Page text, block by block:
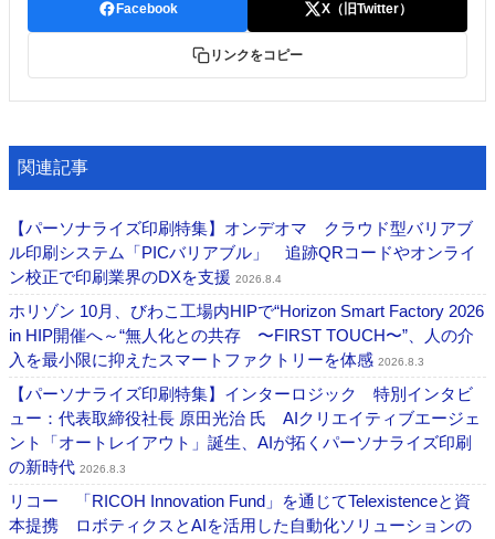
Facebook X（旧Twitter）
リンクをコピー
関連記事
【パーソナライズ印刷特集】オンデオマ クラウド型バリアブ
ル印刷システム「PICバリアブル」 追跡QRコードやオンライ
ン校正で印刷業界のDXを支援 2026.8.4
ホリゾン 10月、びわこ工場内HIPで“Horizon Smart Factory 2026
in HIP開催へ～“無人化との共存 〜FIRST TOUCH〜”、人の介
入を最小限に抑えたスマートファクトリーを体感 2026.8.3
【パーソナライズ印刷特集】インターロジック 特別インタビ
ュー：代表取締役社長 原田光治 氏 AIクリエイティブエージェ
ント「オートレイアウト」誕生、AIが拓くパーソナライズ印刷
の新時代 2026.8.3
リコー 「RICOH Innovation Fund」を通じてTelexistenceと資
本提携 ロボティクスとAIを活用した自動化ソリューションの